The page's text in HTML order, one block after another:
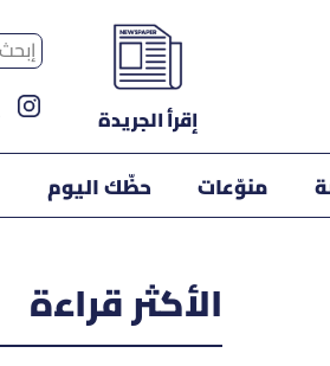
إقرأ الجريدة
منوّعات حظّك اليوم
الأكثر قراءة